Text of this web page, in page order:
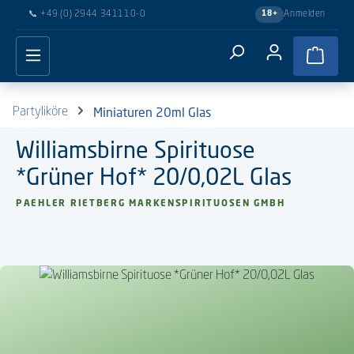
Hauptinhalt springen
📞 +49 (0) 2944 341110-0 18+ Anmelden
Partyliköre Miniaturen 20ml Glas
Williamsbirne Spirituose
*Grüner Hof* 20/0,02L Glas
PAEHLER RIETBERG MARKENSPIRITUOSEN GMBH
Bildergalerie überspringen